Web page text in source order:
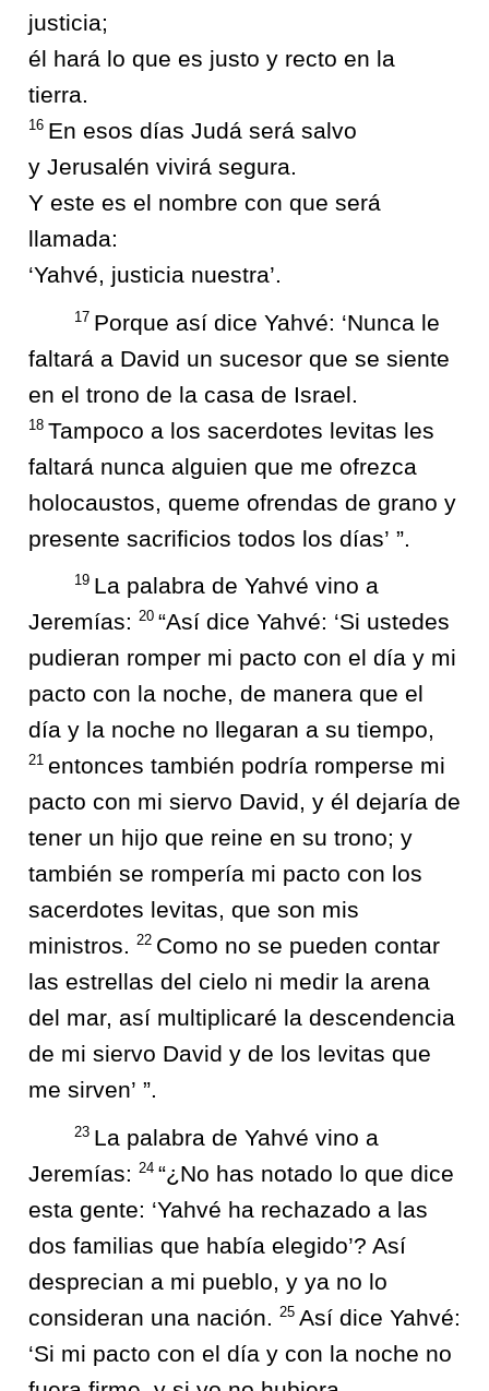
justicia;
él hará lo que es justo y recto en la
tierra.
16 En esos días Judá será salvo
y Jerusalén vivirá segura.
Y este es el nombre con que será
llamada:
‘Yahvé, justicia nuestra’.
17 Porque así dice Yahvé: ‘Nunca le
faltará a David un sucesor que se siente
en el trono de la casa de Israel.
18 Tampoco a los sacerdotes levitas les
faltará nunca alguien que me ofrezca
holocaustos, queme ofrendas de grano y
presente sacrificios todos los días’ ”.
19 La palabra de Yahvé vino a
Jeremías: 20 “Así dice Yahvé: ‘Si ustedes
pudieran romper mi pacto con el día y mi
pacto con la noche, de manera que el
día y la noche no llegaran a su tiempo,
21 entonces también podría romperse mi
pacto con mi siervo David, y él dejaría de
tener un hijo que reine en su trono; y
también se rompería mi pacto con los
sacerdotes levitas, que son mis
ministros. 22 Como no se pueden contar
las estrellas del cielo ni medir la arena
del mar, así multiplicaré la descendencia
de mi siervo David y de los levitas que
me sirven’ ”.
23 La palabra de Yahvé vino a
Jeremías:
24 “¿No has notado lo que dice
esta gente: ‘Yahvé ha rechazado a las
dos familias que había elegido’? Así
desprecian a mi pueblo, y ya no lo
consideran una nación.
25 Así dice Yahvé:
‘Si mi pacto con el día y con la noche no